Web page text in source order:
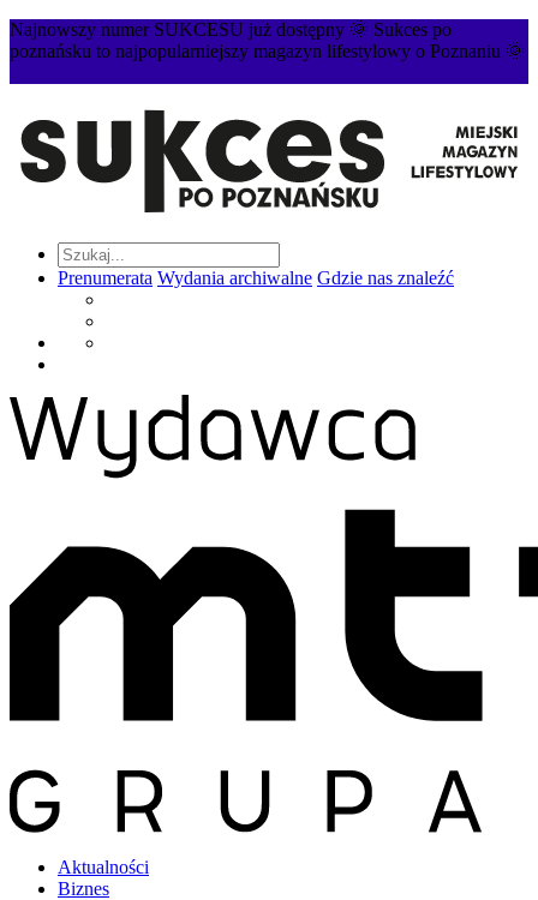
Najnowszy numer SUKCESU już dostępny 🌞 Sukces po
poznańsku to najpopularniejszy magazyn lifestylowy o Poznaniu 🌞
Prenumerata Wydania archiwalne Gdzie nas znaleźć
Aktualności
Biznes